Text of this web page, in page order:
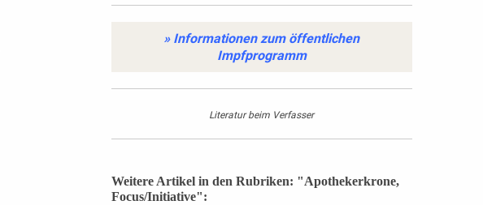
» Informationen zum öffentlichen
Impfprogramm
Literatur beim Verfasser
Weitere Artikel in den Rubriken: "Apothekerkrone,
Focus/Initiative":